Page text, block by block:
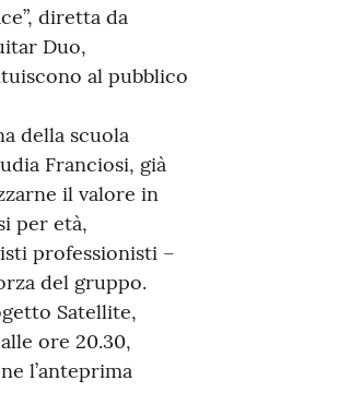
diretta da
Duo,
al pubblico
della scuola
Franciosi, già
il valore in
per età,
professionisti –
del gruppo.
Satellite,
ore 20.30,
l’anteprima